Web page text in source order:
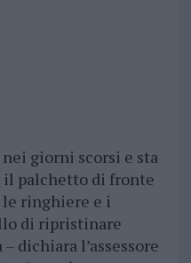
giorni scorsi e sta
il palchetto di fronte
le ringhiere e i
di ripristinare
dichiara l’assessore